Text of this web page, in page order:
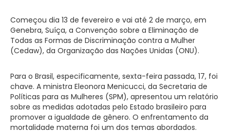
Começou dia 13 de fevereiro e vai até 2 de março, em
Genebra, Suíça, a Convenção sobre a Eliminação de
Todas as Formas de Discriminação contra a Mulher
(Cedaw), da Organização das Nações Unidas (ONU).
Para o Brasil, especificamente, sexta-feira passada, 17, foi
chave. A ministra Eleonora Menicucci, da Secretaria de
Políticas para as Mulheres (SPM), apresentou um relatório
sobre as medidas adotadas pelo Estado brasileiro para
promover a igualdade de gênero. O enfrentamento da
mortalidade materna foi um dos temas abordados.